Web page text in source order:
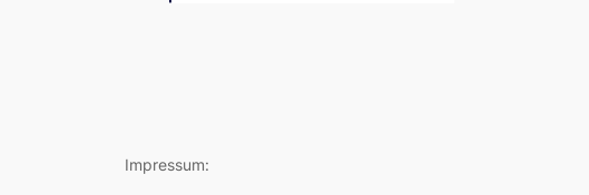
Impressum: